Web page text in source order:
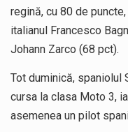
regină, cu 80 de
italianul Francesco
Johann Zarco (68 pct).
Tot duminică, spaniolul
cursa la clasa Moto 3,
asemenea un pilot